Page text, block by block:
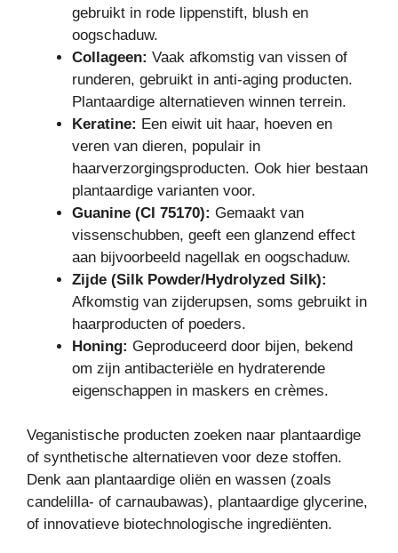
gebruikt in rode lippenstift, blush en
oogschaduw.
Collageen: Vaak afkomstig van vissen of
runderen, gebruikt in anti-aging producten.
Plantaardige alternatieven winnen terrein.
Keratine: Een eiwit uit haar, hoeven en
veren van dieren, populair in
haarverzorgingsproducten. Ook hier bestaan
plantaardige varianten voor.
Guanine (CI 75170): Gemaakt van
vissenschubben, geeft een glanzend effect
aan bijvoorbeeld nagellak en oogschaduw.
Zijde (Silk Powder/Hydrolyzed Silk):
Afkomstig van zijderupsen, soms gebruikt in
haarproducten of poeders.
Honing: Geproduceerd door bijen, bekend
om zijn antibacteriële en hydraterende
eigenschappen in maskers en crèmes.
Veganistische producten zoeken naar plantaardige
of synthetische alternatieven voor deze stoffen.
Denk aan plantaardige oliën en wassen (zoals
candelilla- of carnaubawas), plantaardige glycerine,
of innovatieve biotechnologische ingrediënten.